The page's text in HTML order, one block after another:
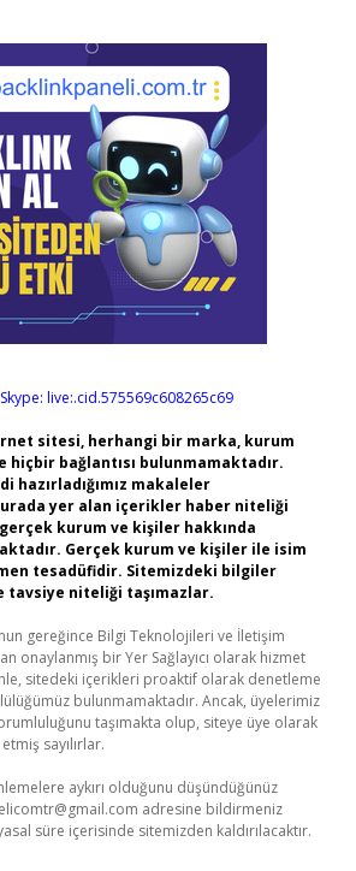
Skype: live:.cid.575569c608265c69
sitesi, herhangi bir marka, kurum
hiçbir bağlantısı bulunmamaktadır.
hazırladığımız makaleler
yer alan içerikler haber niteliği
kurum ve kişiler hakkında
Gerçek kurum ve kişiler ile isim
tesadüfidir. Sitemizdeki bilgiler
tavsiye niteliği taşımazlar.
gereğince Bilgi Teknolojileri ve İletişim
onaylanmış bir Yer Sağlayıcı olarak hizmet
sitedeki içerikleri proaktif olarak denetleme
bulunmamaktadır. Ancak, üyelerimiz
taşımakta olup, siteye üye olarak
sayılırlar.
aykırı olduğunu düşündüğünüz
adresine bildirmeniz
süre içerisinde sitemizden kaldırılacaktır.